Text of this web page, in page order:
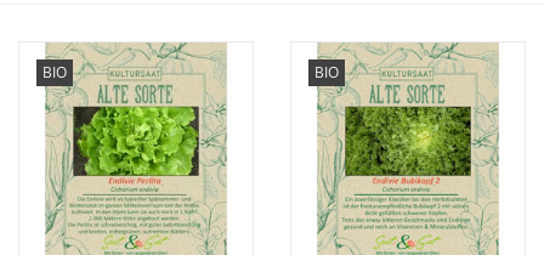
September
Oktober
November
BIO BIO